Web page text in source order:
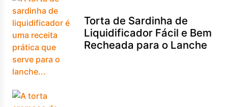
Torta de Sardinha de
Liquidificador Fácil e Bem
Recheada para o Lanche